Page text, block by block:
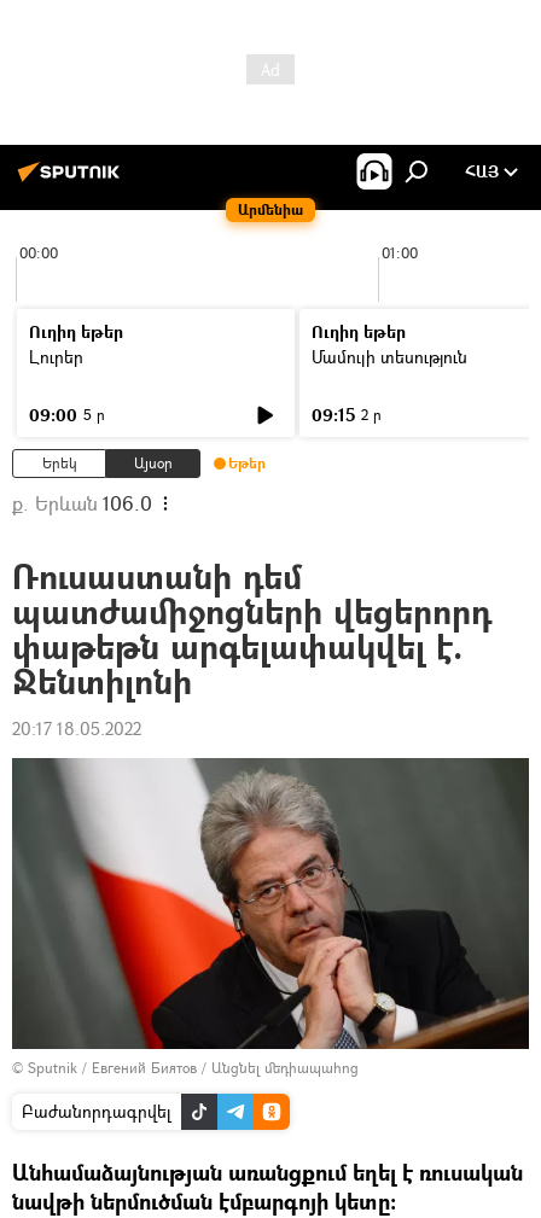
Արմենիա
ՀԱՅ
00:00 01:00
Ուղիղ եթեր
Լուրեր
09:00 5 ր
Ուղիղ եթեր
Մամուլի տեսություն
09:15 2 ր
Երեկ Այսօր Եթեր
ք. Երևան 106.0
Ռուսաստանի դեմ
պատժամիջոցների վեցերորդ
փաթեթն արգելափակվել է.
Ջենտիլոնի
20:17 18.05.2022
© Sputnik / Евгений Биятов / Անցնել մեդիապահոց
Բաժանորդագրվել
Անհամաձայնության առանցքում եղել է ռուսական
նավթի ներմուծման էմբարգոյի կետը։